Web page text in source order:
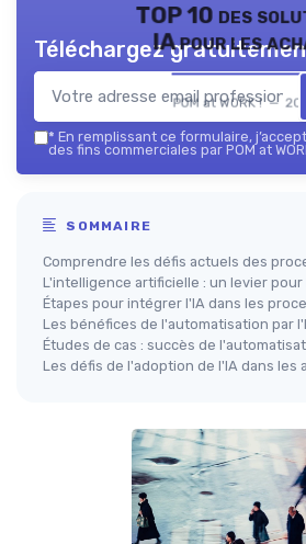
TOP 10 des
IA pour les
POM at WORK ! —
Téléchargez
* En remplissant ce formulaire,
des fins commerciales par POM at
SOMMAIRE
Comprendre les défis actuels des
L'intelligence artificielle : un levier
Étapes pour intégrer l'IA dans les
Les bénéfices de l'automatisation par
Études de cas : succès de
Les défis de l'adoption de l'IA dans les